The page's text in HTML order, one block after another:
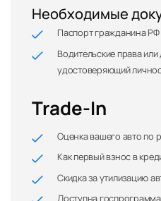
Необходимые
Паспорт гражданина РФ
Водительские права
удостоверяющий
Trade-In
Оценка вашего авто по
Как первый взнос в
Скидка за утилизацию
Доступна